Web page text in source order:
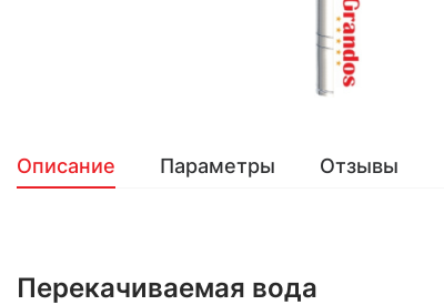
Описание Параметры Отзывы
Перекачиваемая вода